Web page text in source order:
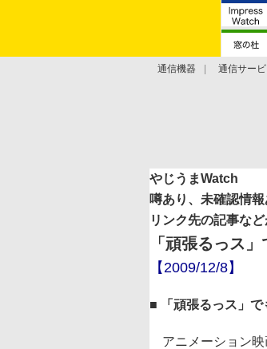
通信機器 通信サー
やじうまWatch
噂あり、未確認情
リンク先の記事な
「頑張るっス
【2009/12/8】
■ 「頑張るっス」
アニメーション映